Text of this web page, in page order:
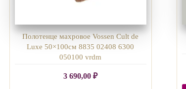
Полотенце махровое Vossen Cult de
Luxe 50×100см 8835 02408 6300
050100 vrdm
3 690,00₽